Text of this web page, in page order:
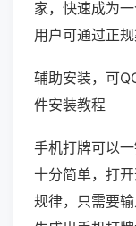
家，快速成为
用户可通过正规
辅助安装，可
件安装教程
手机打牌可以
十分简单，打
规律，只需要